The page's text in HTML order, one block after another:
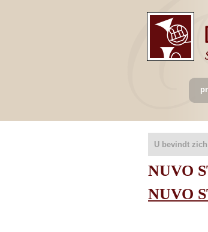
U bevindt
NUVO
NUVO